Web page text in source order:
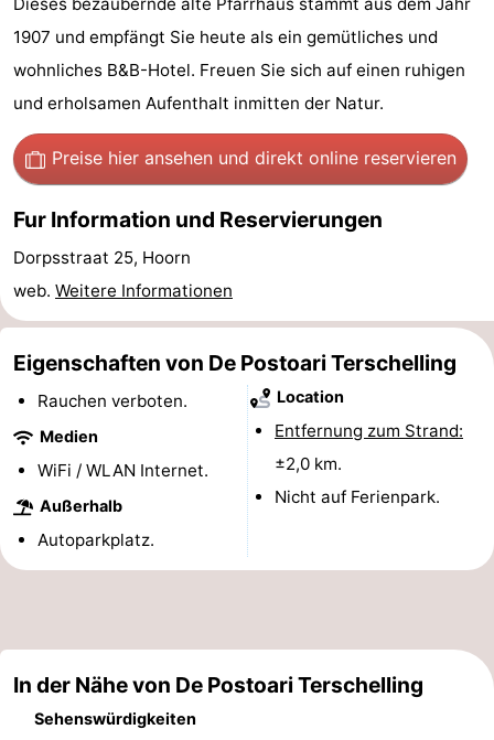
Elements
-
Kaap
-
Terschelling
Strandappartementen
West
-
Tjermelân
Campingplätze
-
De
-
Schuttersbos
-
Tjermelân
Hotels
Zimmer
Frühstück)
Strand
Sehen
1907 und empfängt Sie heute als ein gemütliches und
wohnliches B&B-Hotel. Freuen Sie sich auf einen ruhigen
und erholsamen Aufenthalt inmitten der Natur.
Preise hier ansehen und direkt online reservieren
Fur Information und Reservierungen
Dorpsstraat 25, Hoorn
web. Weitere Informationen
Eigenschaften von De Postoari Terschelling
Rauchen verboten.
Medien
WiFi / WLAN Internet.
Außerhalb
Autoparkplatz.
Location
Entfernung zum Strand:
±2,0 km.
Nicht auf Ferienpark.
In der Nähe von De Postoari Terschelling
Sehenswürdigkeiten